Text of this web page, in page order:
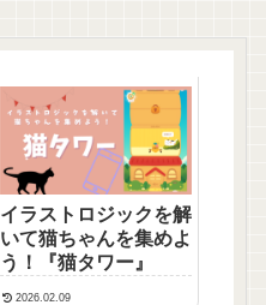
イラストロジックを解
いて猫ちゃんを集めよ
う！『猫タワー』
2026.02.09